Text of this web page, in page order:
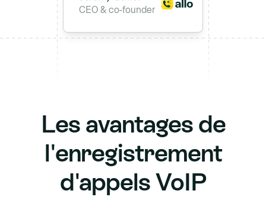
CEO & co-founder
Les avantages de
l'enregistrement
d'appels VoIP